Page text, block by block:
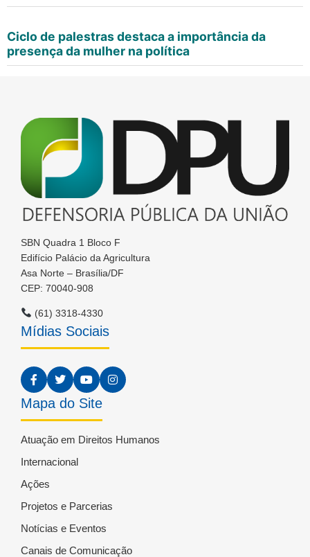
Ciclo de palestras destaca a importância da
presença da mulher na política
SBN Quadra 1 Bloco F
Edifício Palácio da Agricultura
Asa Norte – Brasília/DF
CEP: 70040-908
(61) 3318-4330
Mídias Sociais
Mapa do Site
Atuação em Direitos Humanos
Internacional
Ações
Projetos e Parcerias
Notícias e Eventos
Canais de Comunicação